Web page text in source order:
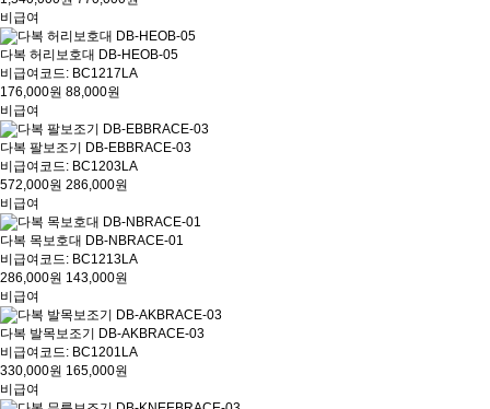
비급여
다복 허리보호대 DB-HEOB-05
비급여코드: BC1217LA
176,000원 88,000원
비급여
다복 팔보조기 DB-EBBRACE-03
비급여코드: BC1203LA
572,000원 286,000원
비급여
다복 목보호대 DB-NBRACE-01
비급여코드: BC1213LA
286,000원 143,000원
비급여
다복 발목보조기 DB-AKBRACE-03
비급여코드: BC1201LA
330,000원 165,000원
비급여